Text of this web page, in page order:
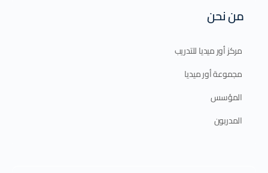
من نحن
مركز أور ميديا للتدريب
مجموعة أور ميديا
المؤسس
المدربون